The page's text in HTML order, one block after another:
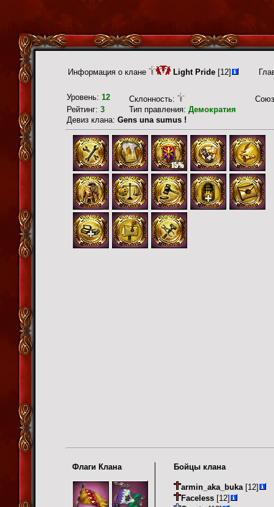
Информация о клане Light Pride [12]
Уровень: 12 Склонность:
Рейтинг: 3 Тип правления: Демократия
Девиз клана: Gens una sumus !
Флаги Клана Бойцы клана
armin_aka_buka [12]
Faceless [12]